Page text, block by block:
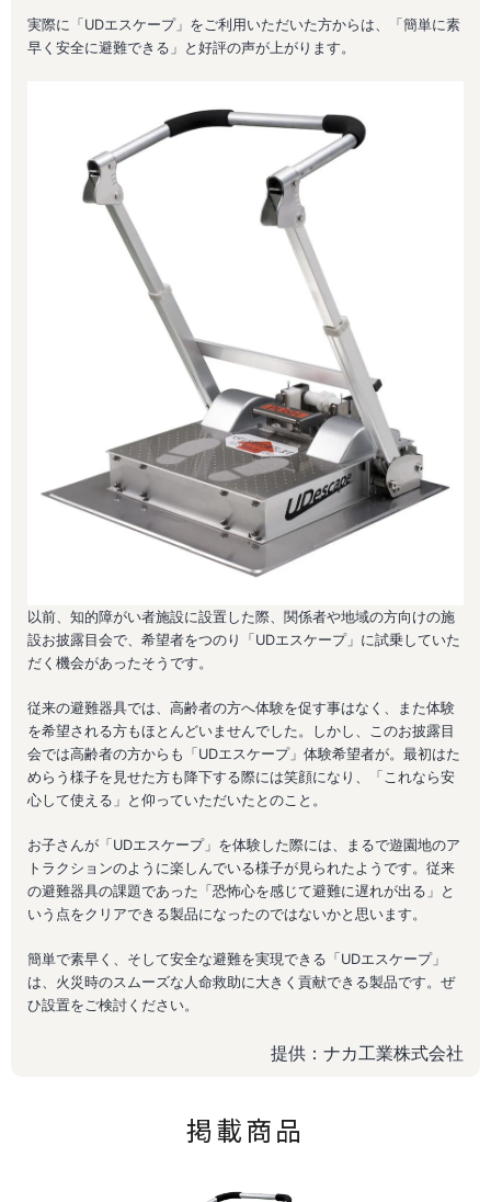
実際に「UDエスケープ」をご利用いただいた方からは、「簡単に素
早く安全に避難できる」と好評の声が上がります。
以前、知的障がい者施設に設置した際、関係者や地域の方向けの施
設お披露目会で、希望者をつのり「UDエスケープ」に試乗していた
だく機会があったそうです。
従来の避難器具では、高齢者の方へ体験を促す事はなく、また体験
を希望される方もほとんどいませんでした。しかし、このお披露目
会では高齢者の方からも「UDエスケープ」体験希望者が。最初はた
めらう様子を見せた方も降下する際には笑顔になり、「これなら安
心して使える」と仰っていただいたとのこと。
お子さんが「UDエスケープ」を体験した際には、まるで遊園地のア
トラクションのように楽しんでいる様子が見られたようです。従来
の避難器具の課題であった「恐怖心を感じて避難に遅れが出る」と
いう点をクリアできる製品になったのではないかと思います。
簡単で素早く、そして安全な避難を実現できる「UDエスケープ」
は、火災時のスムーズな人命救助に大きく貢献できる製品です。ぜ
ひ設置をご検討ください。
提供：ナカ工業株式会社